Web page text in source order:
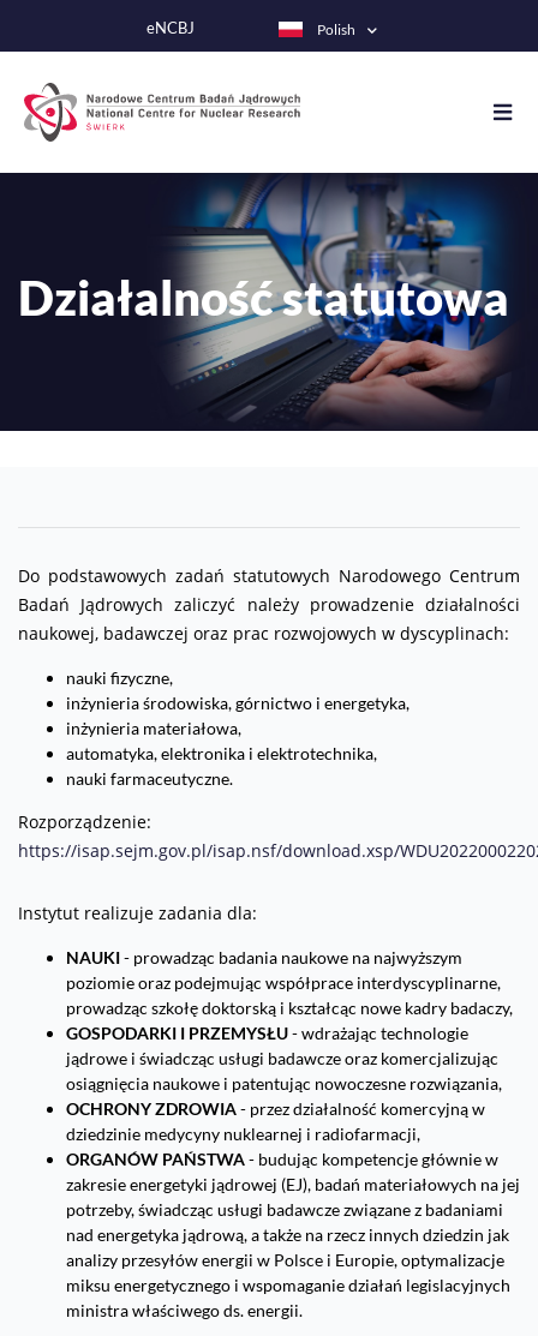
do
eNCBJ Polish
Działalność statutowa
Do podstawowych zadań statutowych Narodowego Centrum
Badań Jądrowych zaliczyć należy prowadzenie działalności
naukowej, badawczej oraz prac rozwojowych w dyscyplinach:
nauki fizyczne,
inżynieria środowiska, górnictwo i energetyka,
inżynieria materiałowa,
automatyka, elektronika i elektrotechnika,
nauki farmaceutyczne.
Rozporządzenie:
https://isap.sejm.gov.pl/isap.nsf/download.xsp/
Instytut realizuje zadania dla:
NAUKI- prowadząc badania naukowe na najwyższym
poziomie oraz podejmując współprace interdyscyplinarne,
prowadząc szkołę doktorską i kształcąc nowe kadry badaczy,
GOSPODARKI I PRZEMYSŁU- wdrażając technologie
jądrowe i świadcząc usługi badawcze oraz komercjalizując
osiągnięcia naukowe i patentując nowoczesne rozwiązania,
OCHRONY ZDROWIA- przez działalność komercyjną w
dziedzinie medycyny nuklearnej i radiofarmacji,
ORGANÓW PAŃSTWA- budując kompetencje głównie w
zakresie energetyki jądrowej (EJ), badań materiałowych na jej
potrzeby, świadcząc usługi badawcze związane z badaniami
nad energetyka jądrową, a także na rzecz innych dziedzin jak
analizy przesyłów energii w Polsce i Europie, optymalizacje
miksu energetycznego i wspomaganie działań legislacyjnych
ministra właściwego ds. energii.